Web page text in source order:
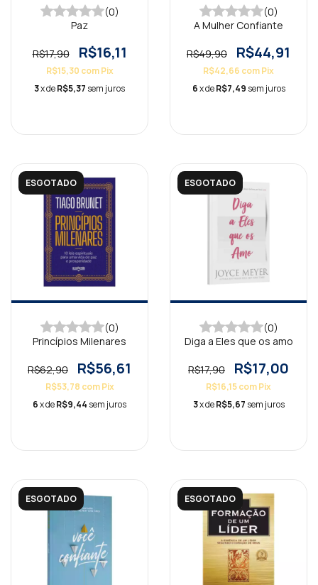
(0)
Paz
R$17,90 R$16,11
R$15,30 com Pix
3x deR$5,37 sem juros
(0)
A Mulher Confiante
R$49,90 R$44,91
R$42,66 comPix
6x deR$7,49 sem juros
ESGOTADO
(0)
Princípios Milenares
R$62,90 R$56,61
R$53,78 com Pix
6x deR$9,44 sem juros
ESGOTADO
(0)
Diga a Eles que os amo
R$17,90 R$17,00
R$16,15comPix
3x deR$5,67 sem juros
ESGOTADO ESGOTADO